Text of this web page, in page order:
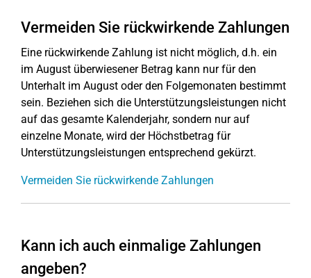
Vermeiden Sie rückwirkende Zahlungen
Eine rückwirkende Zahlung ist nicht möglich, d.h. ein
im August überwiesener Betrag kann nur für den
Unterhalt im August oder den Folgemonaten bestimmt
sein. Beziehen sich die Unterstützungsleistungen nicht
auf das gesamte Kalenderjahr, sondern nur auf
einzelne Monate, wird der Höchstbetrag für
Unterstützungsleistungen entsprechend gekürzt.
Vermeiden Sie rückwirkende Zahlungen
Kann ich auch einmalige Zahlungen
angeben?